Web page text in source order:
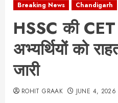
Breaking News Chandigarh
HSSC की
अभ्यर्थियों को
जारी
ROHIT GRAAK JUNE 4, 2026